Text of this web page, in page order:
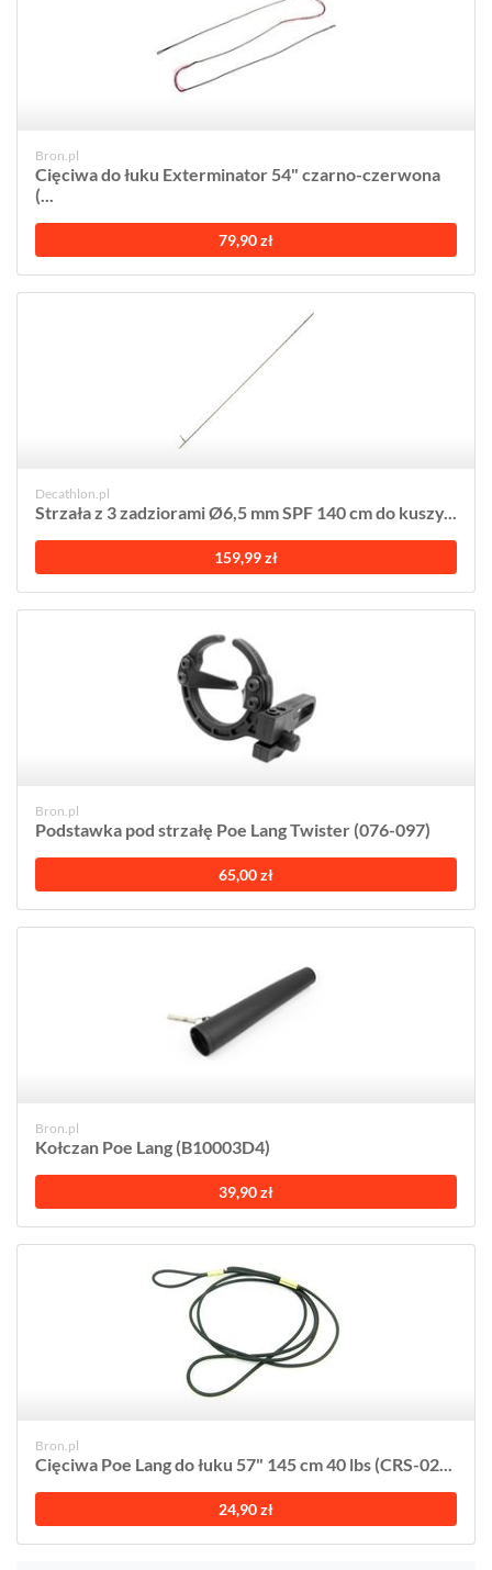
Bron.pl
Cięciwa do łuku Exterminator 54" czarno-czerwona
(...
79,90 zł
Decathlon.pl
Strzała z 3 zadziorami Ø6,5 mm SPF 140 cm do kuszy...
159,99 zł
Bron.pl
Podstawka pod strzałę Poe Lang Twister (076-097)
65,00 zł
Bron.pl
Kołczan Poe Lang (B10003D4)
39,90 zł
Bron.pl
Cięciwa Poe Lang do łuku 57" 145 cm 40 lbs (CRS-02...
24,90 zł